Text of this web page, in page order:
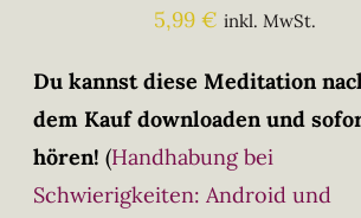
5,99€ inkl. MwSt.
Du kannst diese Meditation
dem Kauf downloaden und
hören! (Handhabung bei
Schwierigkeiten: Android und